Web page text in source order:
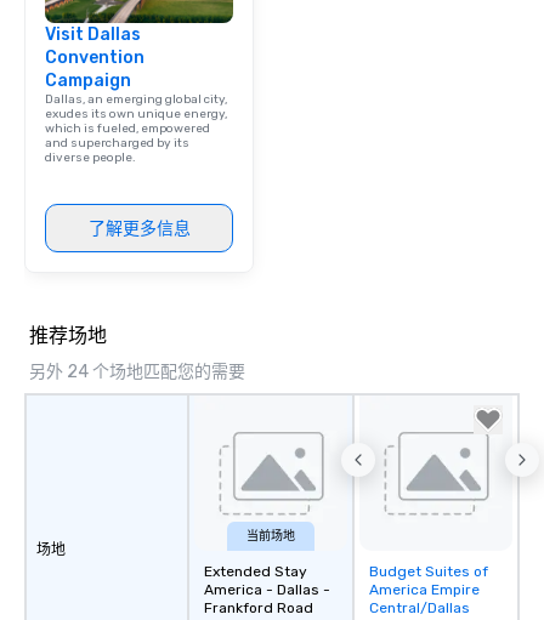
Visit Dallas
Convention
Campaign
Dallas, an emerging global city,
exudes its own unique energy,
which is fueled, empowered
and supercharged by its
diverse people.
了解更多信息
推荐场地
另外 24 个场地匹配您的需要
场地
当前场地
Extended Stay
America - Dallas -
Frankford Road
Removed from
favorites
Budget Suites of
America Empire
Central/Dallas